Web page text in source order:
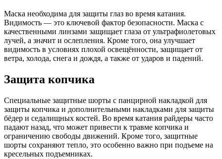
Маска необходима для защиты глаз во время катания.
Видимость — это ключевой фактор безопасности. Маска с
качественными линзами защищает глаза от ультрафиолетовых
лучей, а значит и ослепления. Кроме того, она улучшает
видимость в условиях плохой освещённости, защищает от
ветра, холода, снега и дождя, а также от ударов и падений.
Защита копчика
Специальные защитные шорты с панцирной накладкой для
защиты копчика и дополнительными накладками для защиты
бёдер и седалищных костей. Во время катания райдеры часто
падают назад, что может привести к травме копчика и
ограничению свободы движений. Кроме того, защитные
шорты сохраняют тепло, это особенно важно при подъеме на
кресельных подъемниках.